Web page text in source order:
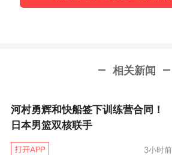
相关新闻
河村勇辉和快船签下训练营合同！
日本男篮双核联手
3小时前